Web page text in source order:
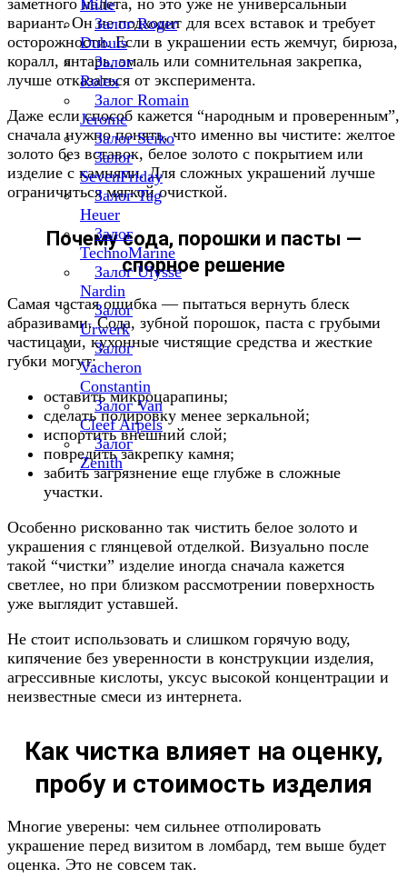
Mille
Залог Roger
Dubuis
Залог
Rolex
Залог Romain
Jerome
Залог Seiko
Залог
SevenFriday
Залог Tag
Heuer
Залог
TechnoMarine
Залог Ulysse
Nardin
Залог
Urwerk
Залог
Vacheron
Constantin
Залог Van
Cleef Arpels
Залог
Zenith
заметного налета, но это уже не универсальный
вариант. Он не подходит для всех вставок и требует
осторожности. Если в украшении есть жемчуг, бирюза,
коралл, янтарь, эмаль или сомнительная закрепка,
лучше отказаться от эксперимента.
Даже если способ кажется “народным и проверенным”,
сначала нужно понять, что именно вы чистите: желтое
золото без вставок, белое золото с покрытием или
изделие с камнями. Для сложных украшений лучше
ограничиться мягкой очисткой.
Почему сода, порошки и пасты —
спорное решение
Самая частая ошибка — пытаться вернуть блеск
абразивами. Сода, зубной порошок, паста с грубыми
частицами, кухонные чистящие средства и жесткие
губки могут:
оставить микроцарапины;
сделать полировку менее зеркальной;
испортить внешний слой;
повредить закрепку камня;
забить загрязнение еще глубже в сложные
участки.
Особенно рискованно так чистить белое золото и
украшения с глянцевой отделкой. Визуально после
такой “чистки” изделие иногда сначала кажется
светлее, но при близком рассмотрении поверхность
уже выглядит уставшей.
Не стоит использовать и слишком горячую воду,
кипячение без уверенности в конструкции изделия,
агрессивные кислоты, уксус высокой концентрации и
неизвестные смеси из интернета.
Как чистка влияет на оценку,
пробу и стоимость изделия
Многие уверены: чем сильнее отполировать
украшение перед визитом в ломбард, тем выше будет
оценка. Это не совсем так.